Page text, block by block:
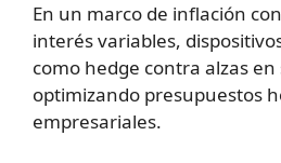
En un marco de inflación
interés variables,
como hedge contra alzas en
optimizando presupuestos
empresariales.